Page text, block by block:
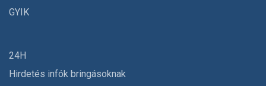
GYIK
24H
Hirdetés infók bringásoknak